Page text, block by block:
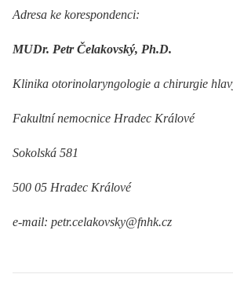
Adresa ke korespondenci:
MUDr. Petr Čelakovský, Ph.D.
Klinika otorinolaryngologie a chirurgie
Fakultní nemocnice Hradec Králové
Sokolská 581
500 05 Hradec Králové
e-mail: petr.celakovsky@fnhk.cz